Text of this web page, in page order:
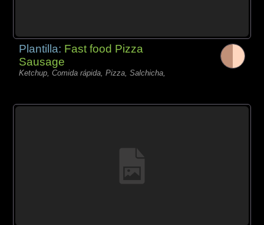
Plantilla: Fast food Pizza
Sausage
Ketchup, Comida rápida, Pizza, Salchicha,